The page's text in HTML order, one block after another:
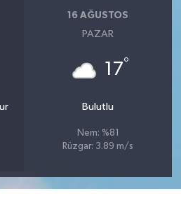
16 AĞUSTOS
PAZAR
17°
Bulutlu
Nem: %81
Rüzgar: 3.89 m/s